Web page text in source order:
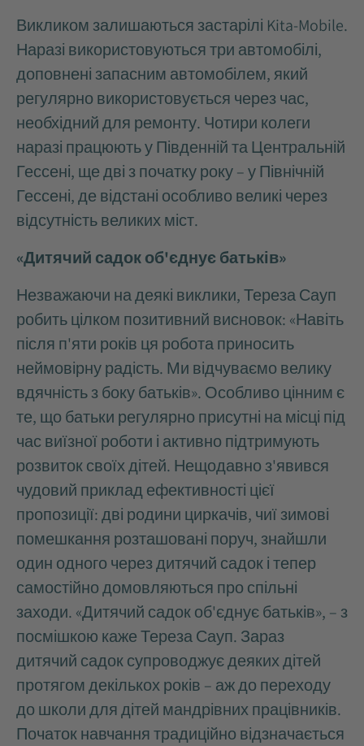
Викликом залишаються застарілі Kita-Mobile.
Наразі використовуються три автомобілі,
доповнені запасним автомобілем, який
регулярно використовується через час,
необхідний для ремонту. Чотири колеги
наразі працюють у Південній та Центральній
Гессені, ще дві з початку року – у Північній
Гессені, де відстані особливо великі через
відсутність великих міст.
«Дитячий садок об'єднує батьків»
Незважаючи на деякі виклики, Тереза Сауп
робить цілком позитивний висновок: «Навіть
після п'яти років ця робота приносить
неймовірну радість. Ми відчуваємо велику
вдячність з боку батьків». Особливо цінним є
те, що батьки регулярно присутні на місці під
час виїзної роботи і активно підтримують
розвиток своїх дітей. Нещодавно з'явився
чудовий приклад ефективності цієї
пропозиції: дві родини циркачів, чиї зимові
помешкання розташовані поруч, знайшли
один одного через дитячий садок і тепер
самостійно домовляються про спільні
заходи. «Дитячий садок об'єднує батьків», – з
посмішкою каже Тереза Сауп. Зараз
дитячий садок супроводжує деяких дітей
протягом декількох років – аж до переходу
до школи для дітей мандрівних працівників.
Початок навчання традиційно відзначається